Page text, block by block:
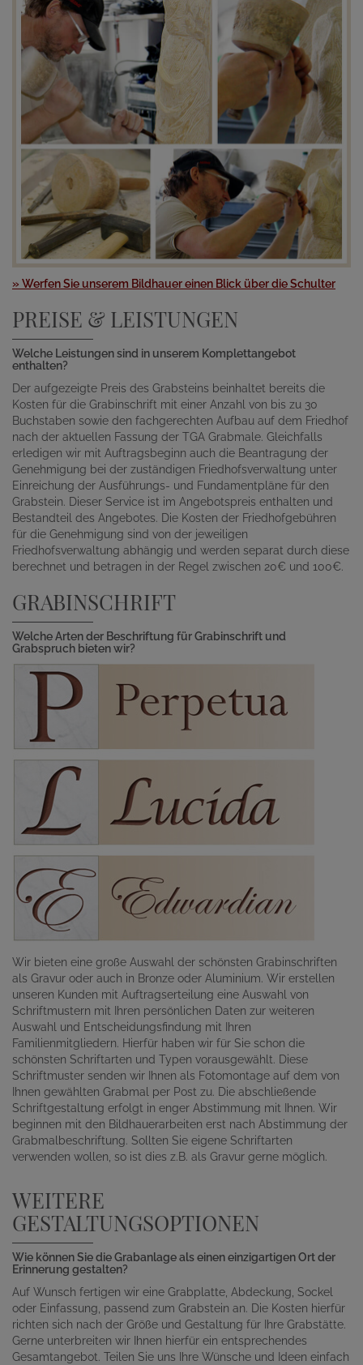
» Werfen Sie unserem Bildhauer einen Blick über die Schulter
PREISE & LEISTUNGEN
Welche Leistungen sind in unserem Komplettangebot
enthalten?
Der aufgezeigte Preis des Grabsteins beinhaltet bereits die
Kosten für die Grabinschrift mit einer Anzahl von bis zu 30
Buchstaben sowie den fachgerechten Aufbau auf dem Friedhof
nach der aktuellen Fassung der TGA Grabmale. Gleichfalls
erledigen wir mit Auftragsbeginn auch die Beantragung der
Genehmigung bei der zuständigen Friedhofsverwaltung unter
Einreichung der Ausführungs- und Fundamentpläne für den
Grabstein. Dieser Service ist im Angebotspreis enthalten und
Bestandteil des Angebotes. Die Kosten der Friedhofgebühren
für die Genehmigung sind von der jeweiligen
Friedhofsverwaltung abhängig und werden separat durch diese
berechnet und betragen in der Regel zwischen 20€ und 100€.
GRABINSCHRIFT
Welche Arten der Beschriftung für Grabinschrift und
Grabspruch bieten wir?
Wir bieten eine große Auswahl der schönsten Grabinschriften
als Gravur oder auch in Bronze oder Aluminium. Wir erstellen
unseren Kunden mit Auftragserteilung eine Auswahl von
Schriftmustern mit Ihren persönlichen Daten zur weiteren
Auswahl und Entscheidungsfindung mit Ihren
Familienmitgliedern. Hierfür haben wir für Sie schon die
schönsten Schriftarten und Typen vorausgewählt. Diese
Schriftmuster senden wir Ihnen als Fotomontage auf dem von
Ihnen gewählten Grabmal per Post zu. Die abschließende
Schriftgestaltung erfolgt in enger Abstimmung mit Ihnen. Wir
beginnen mit den Bildhauerarbeiten erst nach Abstimmung der
Grabmalbeschriftung. Sollten Sie eigene Schriftarten
verwenden wollen, so ist dies z.B. als Gravur gerne möglich.
WEITERE
GESTALTUNGSOPTIONEN
Wie können Sie die Grabanlage als einen einzigartigen Ort der
Erinnerung gestalten?
Auf Wunsch fertigen wir eine Grabplatte, Abdeckung, Sockel
oder Einfassung, passend zum Grabstein an. Die Kosten hierfür
richten sich nach der Größe und Gestaltung für Ihre Grabstätte.
Gerne unterbreiten wir Ihnen hierfür ein entsprechendes
Gesamtangebot. Teilen Sie uns Ihre Wünsche und Ideen einfach